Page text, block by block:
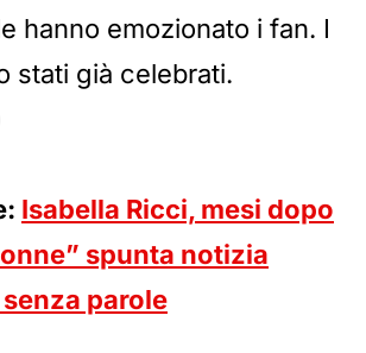
hanno emozionato i fan. I
stati già celebrati.
Isabella Ricci, mesi dopo
spunta notizia
parole